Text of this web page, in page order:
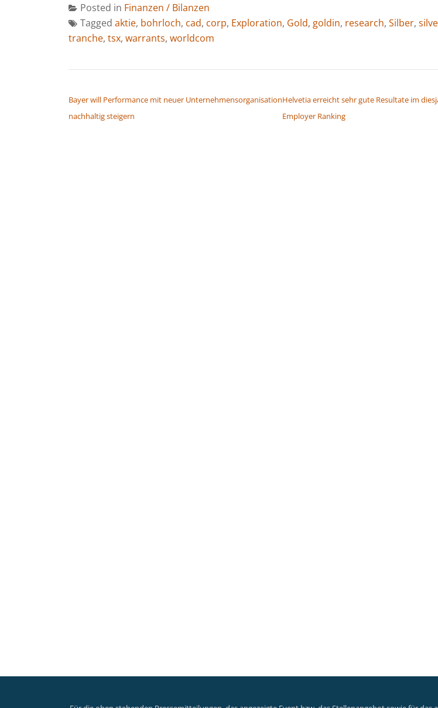
Posted in Finanzen / Bilanzen
Tagged aktie, bohrloch, cad, corp, Exploration, Gold, goldin, research, Silber,
tranche, tsx, warrants, worldcom
Bayer will Performance mit neuer Unternehmensorganisation
nachhaltig steigern
Helvetia erreicht sehr gute Resultate im
Employer Ranking